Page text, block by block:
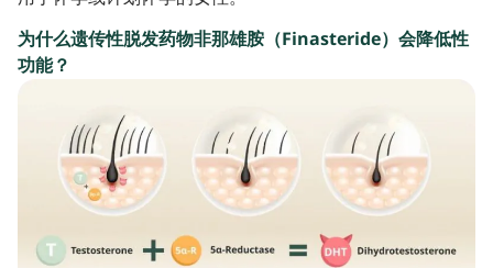
为什么遗传性脱发药物非那雄胺（Finasteride）会降低性
功能？